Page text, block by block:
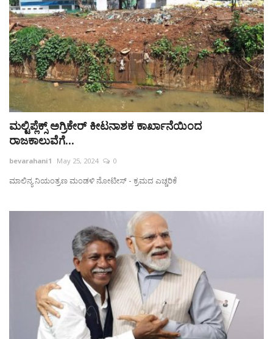
ಮಲ್ಟಿಪ್ಲೆಕ್ಸ್‌ ಅಗ್ರಿಕೇರ್‌ ಕೀಟನಾಶಕ ಕಾರ್ಖಾನೆಯಿಂದ
ರಾಜಕಾಲುವೆಗೆ...
bevarahani1 May 25, 2024 0
ಮಾಲಿನ್ಯ ನಿಯಂತ್ರಣ ಮಂಡಳಿ ನೋಟೀಸ್‌ - ಕ್ರಮದ ಎಚ್ಚರಿಕೆ